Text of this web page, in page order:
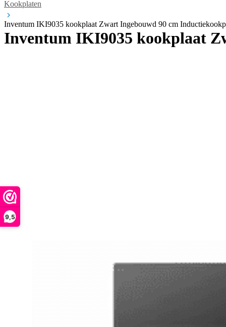
9,5
Kookplaten
Inventum IKI9035 kookplaat Zwart Ingebouwd 90 cm
Inventum IKI9035 kookplaat